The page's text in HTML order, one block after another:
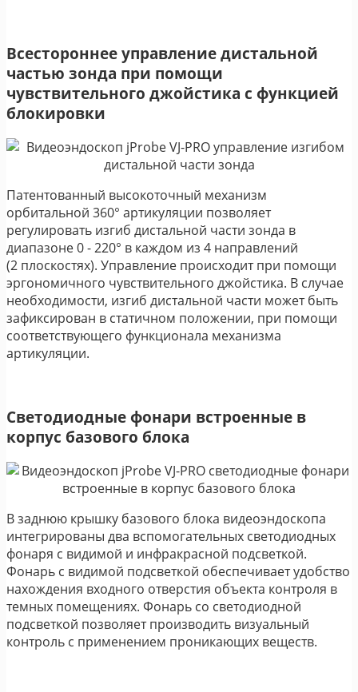
Всестороннее управление дистальной
частью зонда при помощи
чувствительного джойстика с функцией
блокировки
Патентованный высокоточный механизм
орбитальной 360° артикуляции позволяет
регулировать изгиб дистальной части зонда в
диапазоне 0 - 220° в каждом из 4 направлений
(2 плоскостях). Управление происходит при помощи
эргономичного чувствительного джойстика. В случае
необходимости, изгиб дистальной части может быть
зафиксирован в статичном положении, при помощи
соответствующего функционала механизма
артикуляции.
Светодиодные фонари встроенные в
корпус базового блока
В заднюю крышку базового блока видеоэндоскопа
интегрированы два вспомогательных светодиодных
фонаря с видимой и инфракрасной подсветкой.
Фонарь с видимой подсветкой обеспечивает удобство
нахождения входного отверстия объекта контроля в
темных помещениях. Фонарь со светодиодной
подсветкой позволяет производить визуальный
контроль с применением проникающих веществ.